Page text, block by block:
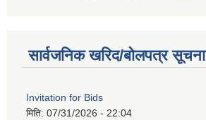
सार्वजनिक खरिद/बोलपत्र सूचना
Invitation for Bids
मिति: 07/31/2026 - 22:04